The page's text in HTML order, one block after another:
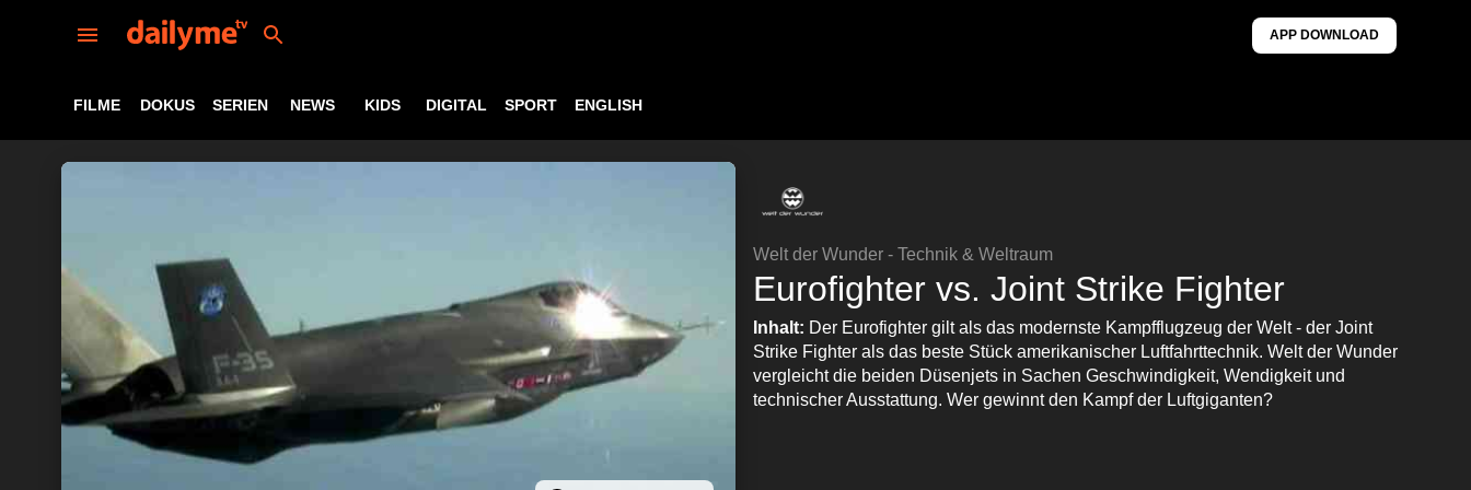
APP DOWNLOAD
FILME DOKUS SERIEN NEWS KIDS DIGITAL SPORT ENGLISH
Welt der Wunder - Technik & Weltraum
Eurofighter vs. Joint Strike Fighter
Inhalt: Der Eurofighter gilt als das modernste Kampfflugzeug der Welt - der Joint
Strike Fighter als das beste Stück amerikanischer Luftfahrttechnik. Welt der Wunder
vergleicht die beiden Düsenjets in Sachen Geschwindigkeit, Wendigkeit und
technischer Ausstattung. Wer gewinnt den Kampf der Luftgiganten?